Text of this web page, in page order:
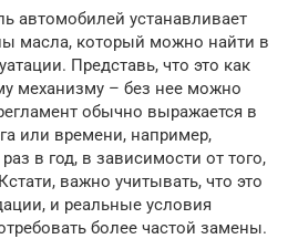
автомобилей устанавливает
масла, который можно найти в
Представь, что это как
механизму – без нее можно
обычно выражается в
или времени, например,
в год, в зависимости от того,
важно учитывать, что это
и реальные условия
более частой замены.